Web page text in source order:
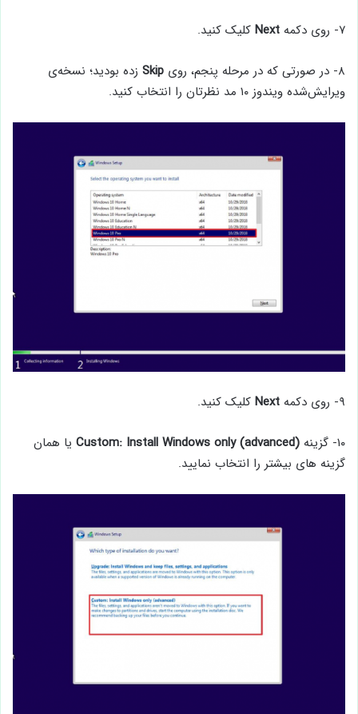
۷- روی دکمه Next کلیک کنید.
۸- در صورتی که در مرحله پنجم، روی Skip زده بودید؛ نسخه‌ی
ویرایش‌شده ویندوز ۱۰ مد نظرتان را انتخاب کنید.
۹- روی دکمه Next کلیک کنید.
۱۰- گزینه Custom: Install Windows only (advanced) یا همان
گزینه های بیشتر را انتخاب نمایید.